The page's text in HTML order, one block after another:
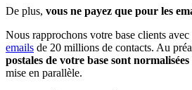
De plus, vous ne payez que pour les
Nous rapprochons votre base clients avec
emails de 20 millions de contacts. Au
postales de votre base sont normalisées
mise en parallèle.